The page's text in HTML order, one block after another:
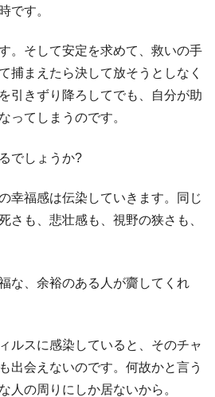
です。
。そして安定を求めて、救いの手
捕まえたら決して放そうとしなく
引きずり降ろしてでも、自分が助
ってしまうのです。
でしょうか?
幸福感は伝染していきます。同じ
さも、悲壮感も、視野の狭さも、
な、余裕のある人が齎してくれ
ルスに感染していると、そのチャ
出会えないのです。何故かと言う
人の周りにしか居ないから。